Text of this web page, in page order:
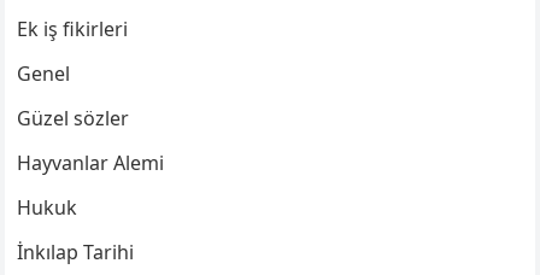
Ek iş fikirleri
Genel
Güzel sözler
Hayvanlar Alemi
Hukuk
İnkılap Tarihi